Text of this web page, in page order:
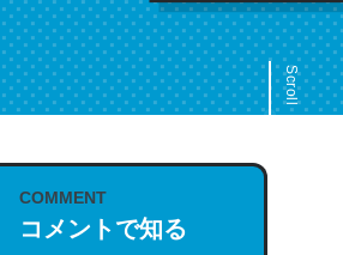
Scroll
COMMENT
コメントで知る
これは名文。彼はとてもクレバーなん
う。英語少しでも読める人は原文もお